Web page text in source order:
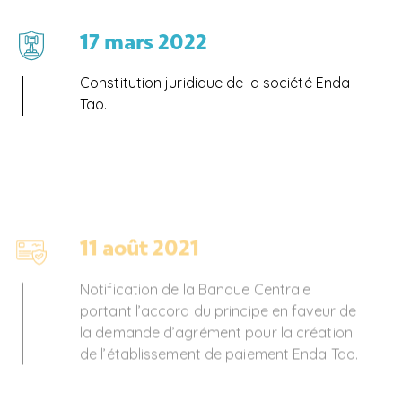
17 mars 2022
Constitution juridique de la société Enda
Tao.
la demande d’agrément pour la création